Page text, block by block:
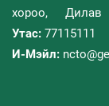
хороо,
Утас: 77115111
И-Мэйл: